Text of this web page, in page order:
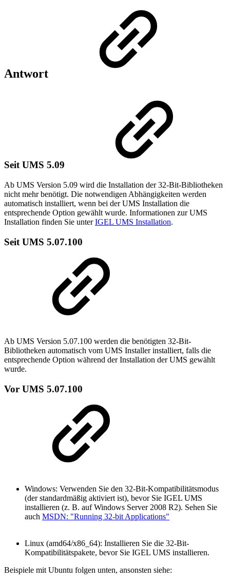
Antwort
Seit UMS 5.09
Ab UMS Version 5.09 wird die Installation der 32-Bit-Bibliotheken
nicht mehr benötigt. Die notwendigen Abhängigkeiten werden
automatisch installiert, wenn bei der UMS Installation die
entsprechende Option gewählt wurde. Informationen zur UMS
Installation finden Sie unterIGEL UMS Installation.
Seit UMS 5.07.100
Ab UMS Version 5.07.100 werden die benötigten 32-Bit-
Bibliotheken automatisch vom UMS Installer installiert, falls die
entsprechende Option während der Installation der UMS gewählt
wurde.
Vor UMS 5.07.100
Windows: Verwenden Sie den 32-Bit-Kompatibilitätsmodus
(der standardmäßig aktiviert ist), bevor Sie IGEL UMS
installieren (z. B. auf Windows Server 2008 R2). Sehen Sie
auch MSDN: "Running 32-bit Applications"
Linux (amd64/x86_64): Installieren Sie die 32-Bit-
Kompatibilitätspakete, bevor Sie IGEL UMS installieren.
Beispiele mit Ubuntu folgen unten, ansonsten siehe: